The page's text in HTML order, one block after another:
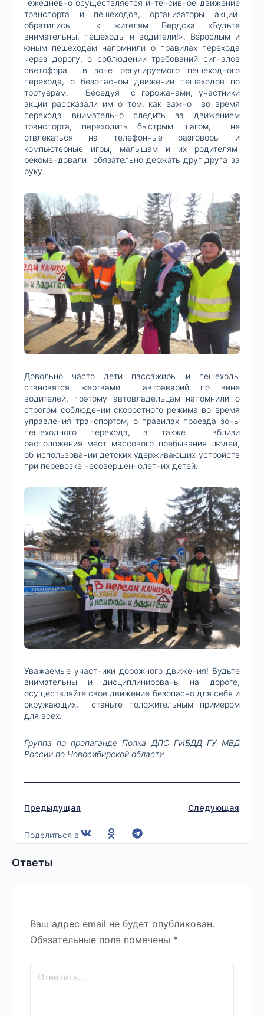
ежедневно осуществляется интенсивное движение
транспорта и пешеходов, организаторы акции
обратились к жителям Бердска «Будьте
внимательны, пешеходы и водители!». Взрослым и
юным пешеходам напомнили о правилах перехода
через дорогу, о соблюдении требований сигналов
светофора в зоне регулируемого пешеходного
перехода, о безопасном движении пешеходов по
тротуарам. Беседуя с горожанами, участники
акции рассказали им о том, как важно во время
перехода внимательно следить за движением
транспорта, переходить быстрым шагом, не
отвлекаться на телефонные разговоры и
компьютерные игры, малышам и их родителям
рекомендовали обязательно держать друг друга за
руку.
Довольно часто дети пассажиры и пешеходы
становятся жертвами автоаварий по вине
водителей, поэтому автовладельцам напомнили о
строгом соблюдении скоростного режима во время
управления транспортом, о правилах проезда зоны
пешеходного перехода, а также вблизи
расположения мест массового пребывания людей,
об использовании детских удерживающих устройств
при перевозке несовершеннолетних детей.
Уважаемые участники дорожного движения! Будьте
внимательны и дисциплинированы на дороге,
осуществляйте свое движение безопасно для себя и
окружающих, станьте положительным примером
для всех.
Группа по пропаганде Полка ДПС ГИБДД ГУ МВД
России по Новосибирской области
Предыдущая Следующая
Поделиться в
Ответы
Ваш адрес email не будет опубликован.
Обязательные поля помечены *